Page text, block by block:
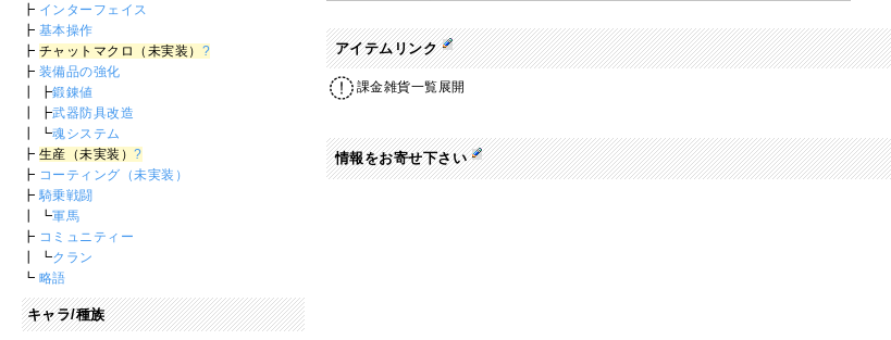
アイテムリンク
課金雑貨一覧展開
情報をお寄せ下さい
┣ インターフェイス
┣ 基本操作
┣ チャットマクロ（未実装） ?
┣ 装備品の強化
┃ ┣鍛錬値
┃ ┣武器防具改造
┃ ┗魂システム
┣ 生産（未実装）?
┣ コーティング（未実装）
┣ 騎乗戦闘
┃ ┗軍馬
┣ コミュニティー
┃ ┗クラン
┗ 略語
キャラ/種族